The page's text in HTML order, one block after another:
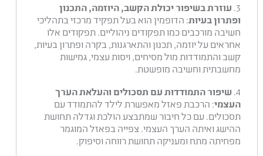
3. עוזרת בשיפור יכולת הקשב, היוזמה, התכנון
ופתרון בעיות: הדופמין הוא בעל תפקיד מרכזי בתהליכי
חשיבה מורכבים כמו תפקודים ניהוליים. תפקודים אלו
אחראים על יוזמה, תכנון והתארגנות, בקרה ופתרון בעיות,
קשב והתמודדות מול מסיחים, ויסות עצמי, גמישות
מחשבתית וחשיבה מופשטת.
4. שיפור התמודדות עם תסכולים והעלאת הערך
העצמי: הרכבת פאזל מאפשרת לילד להתמודד עם
תסכולים. עם כל חיבור שמתבצע הולכת וגדלה תחושת
ההישג ואיתה הערך העצמי. צפייה בפאזל המוגמר
מפחיתה מתח ומעניקה תחושת רווחה וסיפוק.